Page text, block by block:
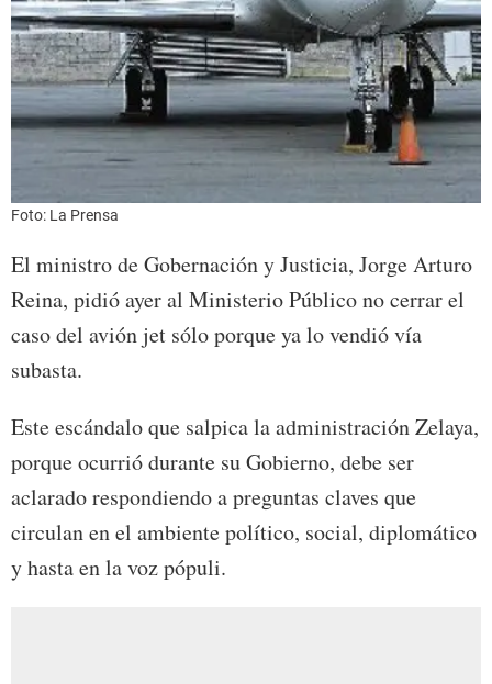
Foto: La Prensa
El ministro de Gobernación y Justicia, Jorge Arturo
Reina, pidió ayer al Ministerio Público no cerrar el
caso del avión jet sólo porque ya lo vendió vía
subasta.
Este escándalo que salpica la administración Zelaya,
porque ocurrió durante su Gobierno, debe ser
aclarado respondiendo a preguntas claves que
circulan en el ambiente político, social, diplomático
y hasta en la voz pópuli.